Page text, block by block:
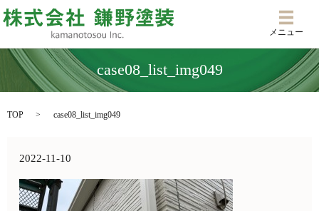
メニ
メニュー
case08_list_img049
TOP case08_list_img049
2022-11-10